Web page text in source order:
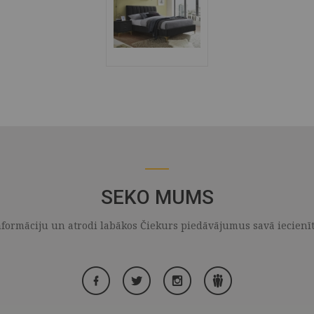
SEKO MUMS
un atrodi labākos Čiekurs piedāvājumus savā